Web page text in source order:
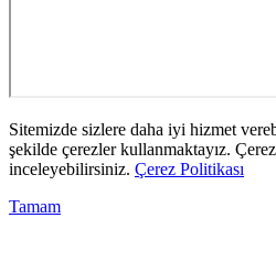
Sitemizde sizlere daha iyi hizmet
şekilde çerezler kullanmaktayız.
inceleyebilirsiniz. Çerez Politikası
Tamam